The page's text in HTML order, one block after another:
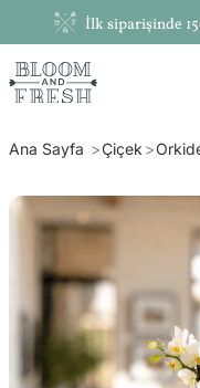
İlk siparişinde
Ana Sayfa Çiçek